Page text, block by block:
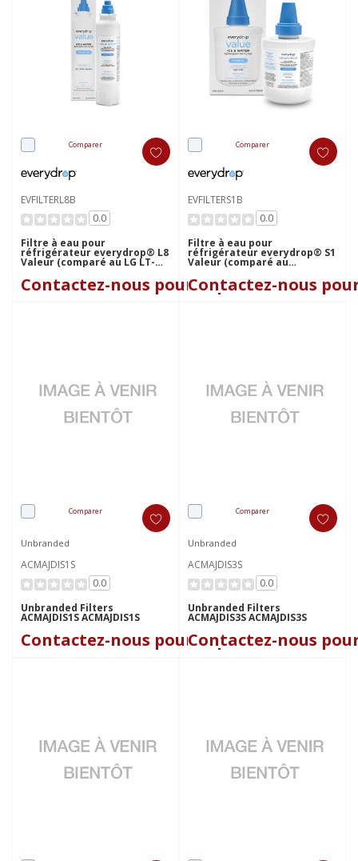
Comparer
EVFILTERL8B
0.0
Filtre à eau pour
réfrigérateur everydrop® L8
Valeur (comparé au LG LT-
800) EVFILTERL8B
Contactez-nous pour le prix
Comparer
EVFILTERS1B
0.0
Filtre à eau pour
réfrigérateur everydrop® S1
Valeur (comparé au
Samsung HAF-CU1)
EVFILTERS1B
Contactez-nous
Comparer
Unbranded
ACMAJDIS1S
0.0
Unbranded Filters
ACMAJDIS1S ACMAJDIS1S
Contactez-nous pour le prix
Comparer
Unbranded
ACMAJDIS3S
0.0
Unbranded Filters
ACMAJDIS3S ACMAJDIS3S
Contactez-nous